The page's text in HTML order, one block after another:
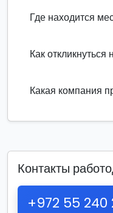
Где находится
Как откликнуться
Какая компания
Контакты
+972 55 240